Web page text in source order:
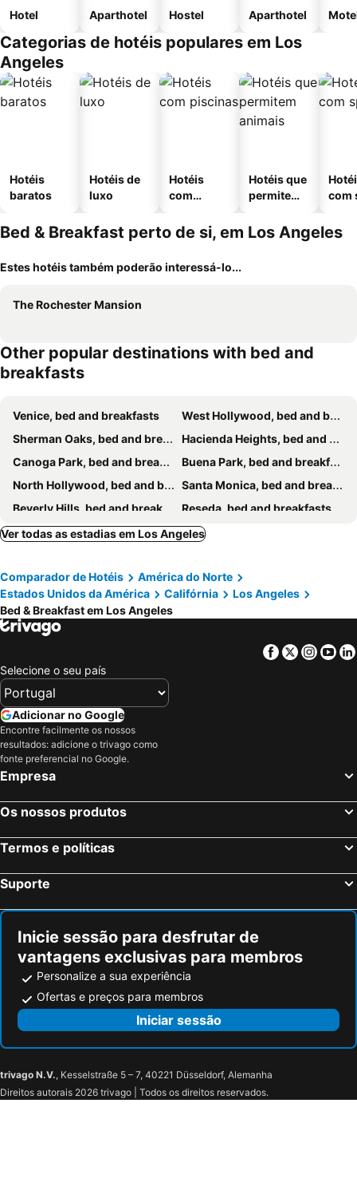
Hotel Aparthotel Hostel Aparthotel
Categorias de hotéis populares em Los
Angeles
Hotéis
baratos
Hotéis de
luxo
Hotéis
com
Hotéis que
permitem
com
Bed & Breakfast perto de si, em Los Angeles
Estes hotéis também poderão interessá-lo...
The Rochester Mansion
Other popular destinations with bed and
breakfasts
Venice, bed and breakfasts
West Hollywood, bed and breakfasts
Sherman Oaks, bed and breakfasts
Hacienda Heights, bed and breakfasts
Canoga Park, bed and breakfasts
Buena Park, bed and breakfasts
North Hollywood, bed and breakfasts
Santa Monica, bed and breakfasts
Beverly Hills, bed and breakfasts
Reseda, bed and breakfasts
Norwalk, bed and breakfasts
La Cañada Flintridge, bed and breakfasts
Lomita, bed and breakfasts
Rancho Palos Verdes, bed and breakfasts
West Covina, bed and breakfasts
Tarzana, bed and breakfasts
Inglewood, bed and breakfasts
Ver todas as estadias em Los Angeles
Comparador de Hotéis
América do Norte
Estados Unidos da América
Califórnia
Los Angeles
Bed & Breakfast em Los Angeles
Facebook
Twitter
Selecione o seu país
Adicionar no Google
Encontre facilmente os nossos
resultados: adicione o trivago como
fonte preferencial no Google.
Empresa
Os nossos produtos
Termos e políticas
Suporte
Inicie sessão para desfrutar de
vantagens exclusivas para membros
Personalize a sua experiência
Ofertas e preços para membros
Iniciar sessão
trivago N.V., Kesselstraße 5 – 7, 40221 Düsseldorf, Alemanha
Direitos autorais 2026 trivago | Todos os direitos reservados.